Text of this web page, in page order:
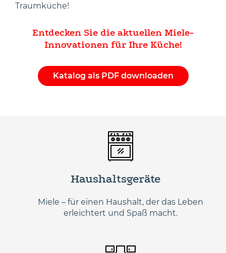
Traumküche!
Entdecken Sie die aktuellen Miele-
Innovationen für Ihre Küche!
Katalog als PDF downloaden
Haushaltsgeräte
Miele – für einen Haushalt, der das Leben
erleichtert und Spaß macht.